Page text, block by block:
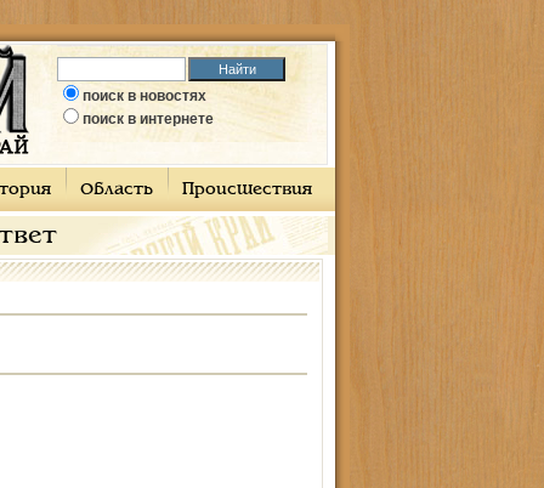
поиск в новостях
поиск в интернете
Область Происшествия